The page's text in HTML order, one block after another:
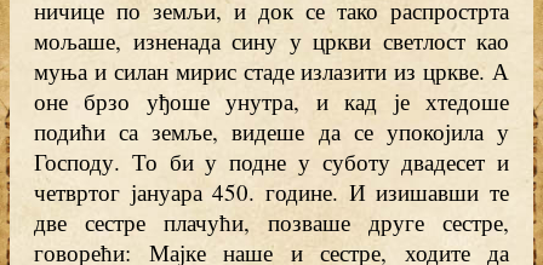
ничице по земљи, и док се тако распрострта
мољаше, изненада сину у цркви светлост као
муња и силан мирис стаде излазити из цркве. А
оне брзо уђоше унутра, и кад је хтедоше
подићи са земље, видеше да се упокојила у
Господу. То би у подне у суботу двадесет и
четвртог јануара 450. године. И изишавши те
две сестре плачући, позваше друге сестре,
говорећи: Мајке наше и сестре, ходите да